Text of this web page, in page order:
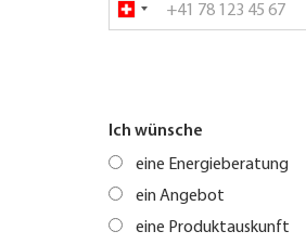
Ich wünsche
eine Energieberatung
ein Angebot
eine Produktauskunft